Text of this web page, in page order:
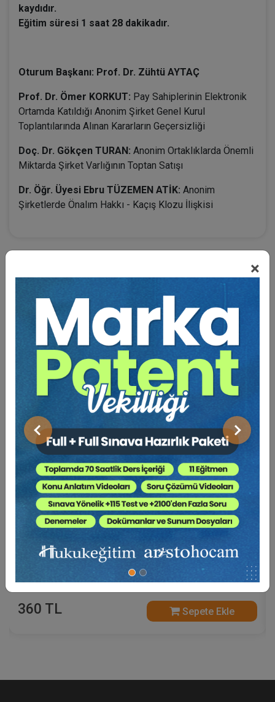
×
Önceki Sonraki
kaydıdır.
Eğitim süresi 1 saat 28 dakikadır.
Oturum Başkanı: Prof. Dr. Zühtü AYTAÇ
Prof. Dr. Ömer KORKUT: Pay Sahiplerinin Elektronik
Ortamda Katıldığı Anonim Şirket Genel Kurul
Toplantılarında Alınan Kararların Geçersizliği
Doç. Dr. Gökçen TURAN: Anonim Ortaklıklarda Önemli
Miktarda Şirket Varlığının Toptan Satışı
Dr. Öğr. Üyesi Ebru TÜZEMEN ATİK: Anonim
Şirketlerde Önalım Hakkı - Kaçış Klozu İlişkisi
BENZER VIDEO EĞITIMLER
Video Eğitim Abonesi Ol: Sadece 5490 TL / Yıllık
Tüketici Hukuku Enstitüsü
Anonim Şirketlerde Yönetim Kurulu - VI. Ticaret
Hukuku Kongresi - I. Oturum Video Kaydı
360 TL Sepete Ekle